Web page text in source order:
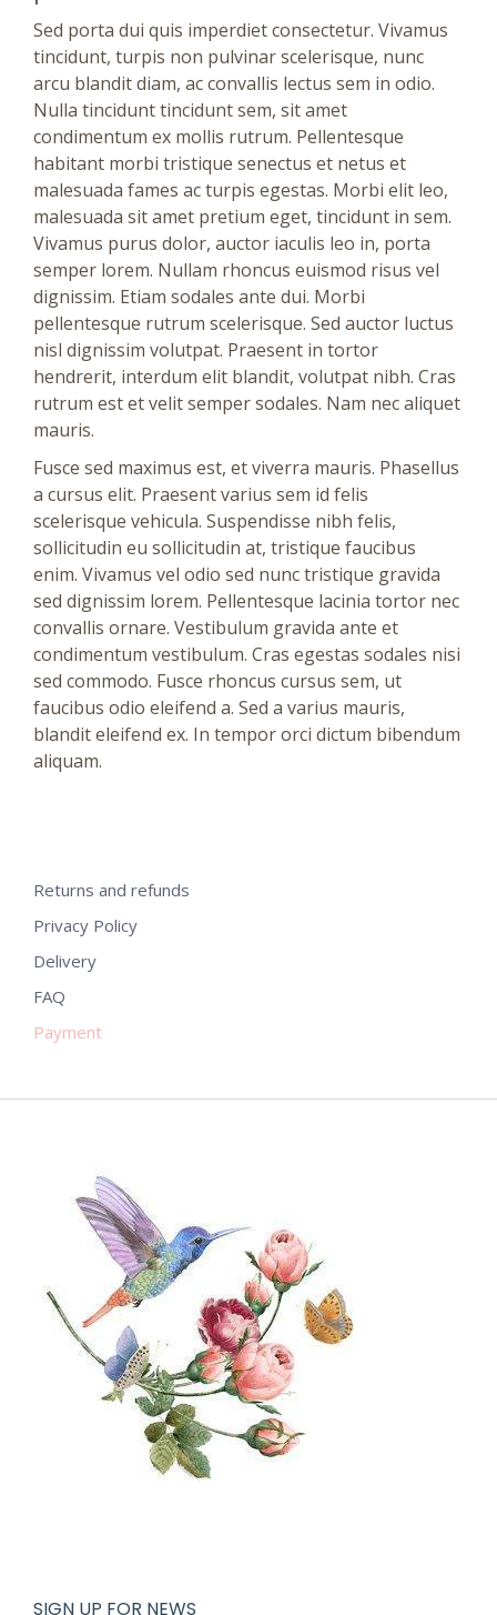
Sed porta dui quis imperdiet consectetur. Vivamus
tincidunt, turpis non pulvinar scelerisque, nunc
arcu blandit diam, ac convallis lectus sem in odio.
Nulla tincidunt tincidunt sem, sit amet
condimentum ex mollis rutrum. Pellentesque
habitant morbi tristique senectus et netus et
malesuada fames ac turpis egestas. Morbi elit leo,
malesuada sit amet pretium eget, tincidunt in sem.
Vivamus purus dolor, auctor iaculis leo in, porta
semper lorem. Nullam rhoncus euismod risus vel
dignissim. Etiam sodales ante dui. Morbi
pellentesque rutrum scelerisque. Sed auctor luctus
nisl dignissim volutpat. Praesent in tortor
hendrerit, interdum elit blandit, volutpat nibh. Cras
rutrum est et velit semper sodales. Nam nec aliquet
mauris.
Fusce sed maximus est, et viverra mauris. Phasellus
a cursus elit. Praesent varius sem id felis
scelerisque vehicula. Suspendisse nibh felis,
sollicitudin eu sollicitudin at, tristique faucibus
enim. Vivamus vel odio sed nunc tristique gravida
sed dignissim lorem. Pellentesque lacinia tortor nec
convallis ornare. Vestibulum gravida ante et
condimentum vestibulum. Cras egestas sodales nisi
sed commodo. Fusce rhoncus cursus sem, ut
faucibus odio eleifend a. Sed a varius mauris,
blandit eleifend ex. In tempor orci dictum bibendum
aliquam.
Returns and refunds
Privacy Policy
Delivery
FAQ
Payment
SIGN UP FOR NEWS